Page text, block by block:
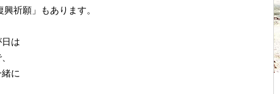
祈願」もあります。
は
に